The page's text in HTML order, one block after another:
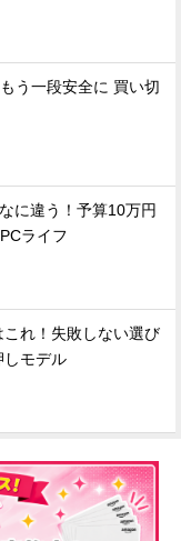
う一段安全に 買い切
に違う！予算10万円
ライフ
れ！失敗しない選び
しモデル